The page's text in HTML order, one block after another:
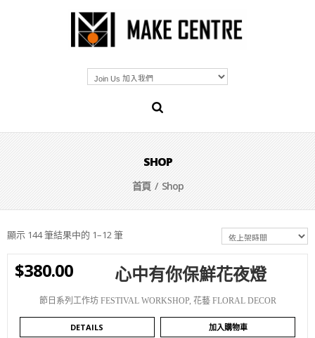
SHOP
首頁/ Shop
顯示 144 筆結果中的 1–12 筆
WISHLIST
$380.00 心中有你保鮮花夜燈
節日系列工作坊 FESTIVAL WORKSHOP, 花藝 FLORAL DECOR
DETAILS 加入購物車